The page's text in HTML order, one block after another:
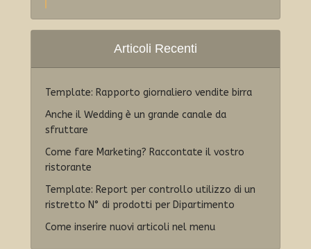
Articoli Recenti
Template: Rapporto giornaliero vendite birra
Anche il Wedding è un grande canale da
sfruttare
Come fare Marketing? Raccontate il vostro
ristorante
Template: Report per controllo utilizzo di un
ristretto N° di prodotti per Dipartimento
Come inserire nuovi articoli nel menu